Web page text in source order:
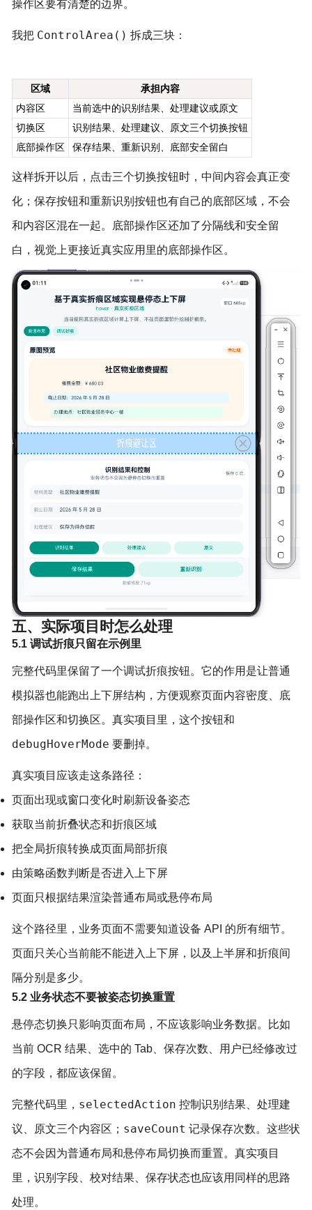
操作区要有清楚的边界。
我把 ControlArea() 拆成三块：
区域
承担内容
内容区
当前选中的识别结果、处理建议或原文
切换区
识别结果、处理建议、原文三个切换按钮
底部操作区
保存结果、重新识别、底部安全留白
这样拆开以后，点击三个切换按钮时，中间内容会真正变
化；保存按钮和重新识别按钮也有自己的底部区域，不会
和内容区混在一起。底部操作区还加了分隔线和安全留
白，视觉上更接近真实应用里的底部操作区。
五、实际项目时怎么处理
5.1 调试折痕只留在示例里
完整代码里保留了一个调试折痕按钮。它的作用是让普通
模拟器也能跑出上下屏结构，方便观察页面内容密度、底
部操作区和切换区。真实项目里，这个按钮和
debugHoverMode 要删掉。
真实项目应该走这条路径：
页面出现或窗口变化时刷新设备姿态
获取当前折叠状态和折痕区域
把全局折痕转换成页面局部折痕
由策略函数判断是否进入上下屏
页面只根据结果渲染普通布局或悬停布局
这个路径里，业务页面不需要知道设备 API 的所有细节。
页面只关心当前能不能进入上下屏，以及上半屏和折痕间
隔分别是多少。
5.2 业务状态不要被姿态切换重置
悬停态切换只影响页面布局，不应该影响业务数据。比如
当前 OCR 结果、选中的 Tab、保存次数、用户已经修改过
的字段，都应该保留。
完整代码里， selectedAction 控制识别结果、处理建
议、原文三个内容区； saveCount 记录保存次数。这些状
态不会因为普通布局和悬停布局切换而重置。真实项目
里，识别字段、校对结果、保存状态也应该用同样的思路
处理。